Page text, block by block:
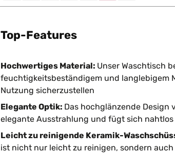
Top-Features
Hochwertiges Material: Unser Waschtisch
feuchtigkeitsbeständigem und langlebigem
Nutzung sicherzustellen
Elegante Optik: Das hochglänzende Design
elegante Ausstrahlung und fügt sich
Leicht zu reinigende Keramik-
ist nicht nur leicht zu reinigen, sondern